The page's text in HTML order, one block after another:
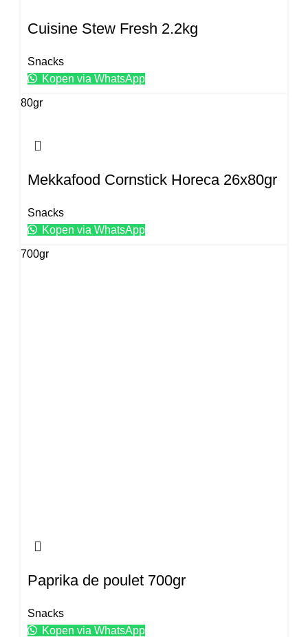
Cuisine Stew Fresh 2.2kg
Snacks
Kopen via WhatsApp
80gr
Mekkafood Cornstick Horeca 26x80gr
Snacks
Kopen via WhatsApp
700gr
Paprika de poulet 700gr
Snacks
Kopen via WhatsApp